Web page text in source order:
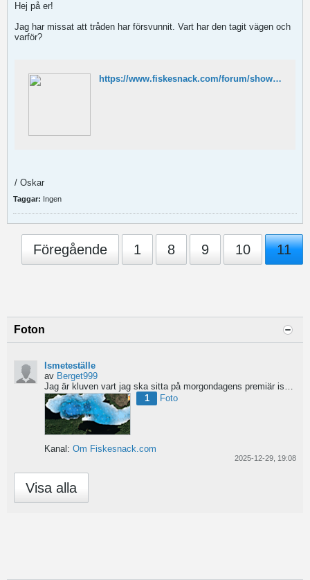
Hej på er!
Jag har missat att tråden har försvunnit. Vart har den tagit vägen och
varför?
https://www.fiskesnack.com/forum/showthread.php/193989-Kanalgratis-tjuvfiske
/ Oskar
Taggar: Ingen
Föregående 1 8 9 10 11
Foton
Ismeteställe
av Berget999
Jag är kluven vart jag ska sitta på morgondagens premiär ismete tur. Ge gärna tips på vart ni hade satt...
1
Foto
Kanal: Om Fiskesnack.com
2025-12-29, 19:08
Visa alla